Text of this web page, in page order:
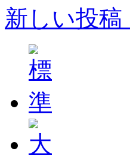
新しい投稿